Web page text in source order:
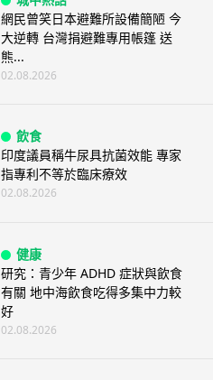
網民曾笑日本避難所設備簡陋 今
大逆轉 台灣捐避難專用帳篷 送
熊...
02.08.2026
飲食
印度議員稱牛尿具抗菌效能 專家
指專利不等於臨床療效
02.08.2026
健康
研究：青少年 ADHD 症狀與飲食
有關 地中海飲食吃得多集中力較
好
02.08.2026